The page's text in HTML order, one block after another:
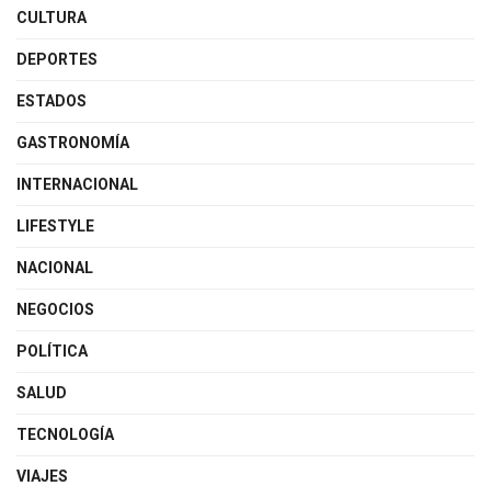
CULTURA
DEPORTES
ESTADOS
GASTRONOMÍA
INTERNACIONAL
LIFESTYLE
NACIONAL
NEGOCIOS
POLÍTICA
SALUD
TECNOLOGÍA
VIAJES